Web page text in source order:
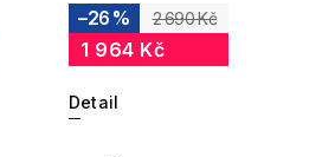
2 690 Kč
–26 %
1 964 Kč
Detail